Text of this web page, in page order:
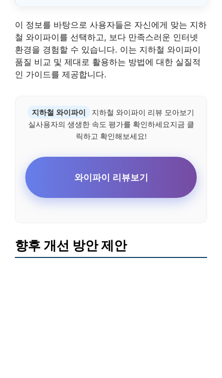
이 정보를 바탕으로 사용자들은 자신에게 맞는 지하
철 와이파이를 선택하고, 보다 만족스러운 인터넷
환경을 경험할 수 있습니다. 이는 지하철 와이파이
품질 비교 및 제대로 활용하는 방법에 대한 실질적
인 가이드를 제공합니다.
지하철 와이파이
지하철 와이파이 리뷰 모아보기
실사용자의 생생한 속도 평가를 확인하세요지금 클
릭하고 확인해보세요!
와이파이 리뷰보기
향후 개선 방안 제안